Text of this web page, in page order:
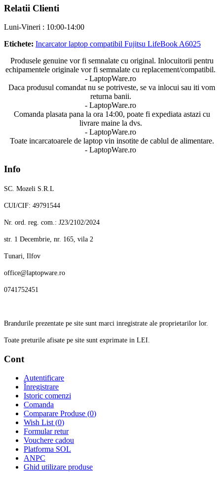
Relatii Clienti
Luni-Vineri : 10:00-14:00
Etichete: Incarcator laptop compatibil Fujitsu LifeBook A6025
Produsele genuine vor fi semnalate cu original. Inlocuitorii pentru
echipamentele originale vor fi semnalate cu replacement/compatibil.
- LaptopWare.ro
Daca produsul comandat nu se potriveste, se va inlocui sau iti vom
returna banii.
- LaptopWare.ro
Comanda plasata pana la ora 14:00, poate fi expediata astazi cu
livrare maine la dvs.
- LaptopWare.ro
Toate incarcatoarele de laptop vin insotite de cablul de alimentare.
- LaptopWare.ro
Info
SC. Mozeli S.R.L
CUI/CIF: 49791544
Nr. ord. reg. com.: J23/2102/2024
str. 1 Decembrie, nr. 165, vila 2
Tunari, Ilfov
office@laptopware.ro
0741752451
Brandurile prezentate pe site sunt marci inregistrate ale proprietarilor lor.
Toate preturile afisate pe site sunt exprimate in LEI.
Cont
Autentificare
Înregistrare
Istoric comenzi
Comanda
Comparare Produse (0)
Wish List (0)
Formular retur
Vouchere cadou
Platforma SOL
ANPC
Ghid utilizare produse